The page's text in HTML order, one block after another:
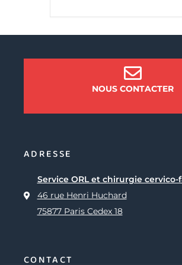
NOUS CONTACTER
ADRESSE
Service ORL et chirurgie cervico-
46 rue Henri Huchard
75877 Paris Cedex 18
CONTACT